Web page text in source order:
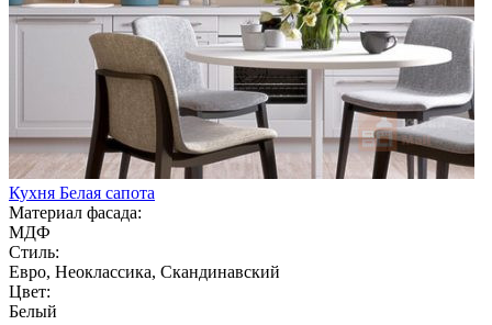
Кухня Белая сапота
Материал фасада:
МДФ
Стиль:
Евро, Неоклассика, Скандинавский
Цвет:
Белый